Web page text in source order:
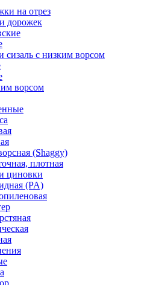
на отрез
дорожек
сизаль с низким ворсом
ворсом
(Shaggy)
плотная
циновки
(PA)